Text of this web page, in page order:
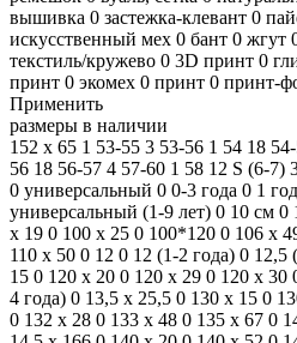
вышивка 0 застежка-клевант 0
искусственный мех 0 бант 0 жгут
текстиль/кружево 0 3D принт 0
принт 0 экомех 0 принт 0 принт-
Применить
размеры в наличии
152 х 65 1 53-55 3 53-56 1 54 18
56 18 56-57 4 57-60 1 58 12 S (6-7)
0 универсальный 0 0-3 года 0 1 год
универсальный (1-9 лет) 0 10 см 0
x 19 0 100 x 25 0 100*120 0 106 x
110 х 50 0 12 0 12 (1-2 года) 0 12,5
15 0 120 х 20 0 120 х 29 0 120 х 30
4 года) 0 13,5 x 25,5 0 130 х 15 0
0 132 х 28 0 133 х 48 0 135 x 67 0